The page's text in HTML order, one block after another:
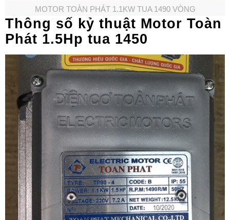
MOTOR TOÀN PHÁT 1.1KW TUA 1490 VÒNG
Thông số kỷ thuật Motor Toàn
Phát 1.5Hp tua 1450